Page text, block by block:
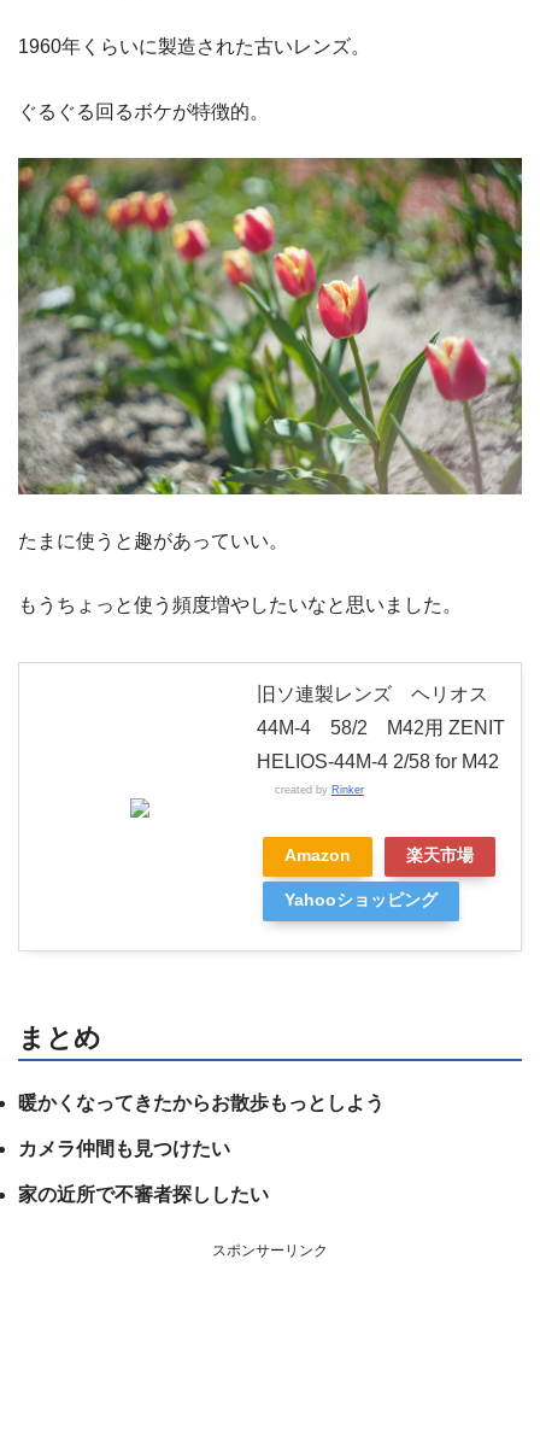
1960年くらいに製造された古いレンズ。
ぐるぐる回るボケが特徴的。
たまに使うと趣があっていい。
もうちょっと使う頻度増やしたいなと思いました。
旧ソ連製レンズ ヘリオス
44M-4 58/2 M42用 ZENIT
HELIOS-44M-4 2/58 for M42
created by Rinker
Amazon 楽天市場
Yahooショッピング
まとめ
暖かくなってきたからお散歩もっとしよう
カメラ仲間も見つけたい
家の近所で不審者探ししたい
スポンサーリンク